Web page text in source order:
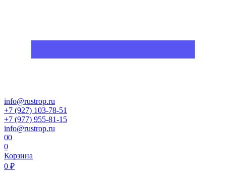
info@rustrop.ru
+7 (927) 103-78-51
+7 (977) 955-81-15
info@rustrop.ru
00
0
Корзина
0 ₽